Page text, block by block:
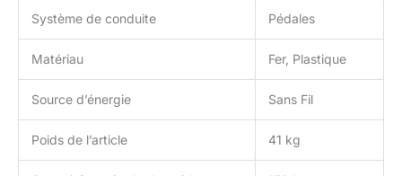
Système de conduite Pédales
Matériau Fer, Plastique
Source d’énergie Sans Fil
Poids de l’article 41 kg